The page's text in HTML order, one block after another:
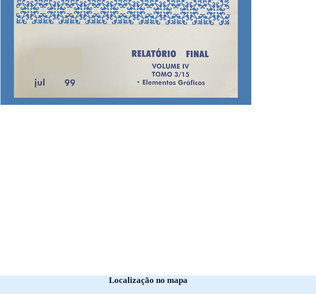
Localização no mapa